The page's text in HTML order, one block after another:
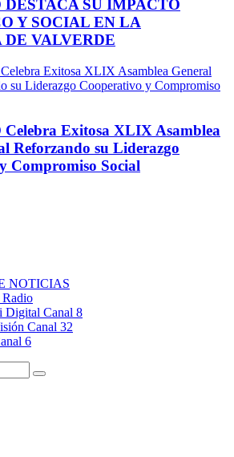
DESTACA SU IMPACTO
Y SOCIAL EN LA
VALVERDE
Celebra Exitosa XLIX Asamblea
Reforzando su Liderazgo
Compromiso Social
NOTICIAS
Digital Canal 8
Canal 32
6